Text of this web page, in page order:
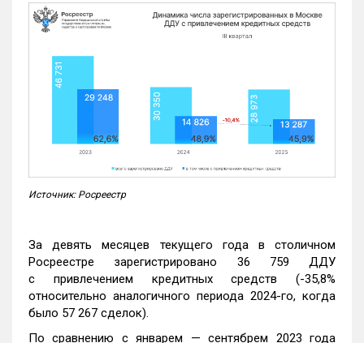
Источник: Росреестр
За девять месяцев текущего года в столичном
Росреестре зарегистрировано 36 759 ДДУ
с привлечением кредитных средств (-35,8%
относительно аналогичного периода 2024-го, когда
было 57 267 сделок).
По сравнению с январем — сентябрем 2023 года